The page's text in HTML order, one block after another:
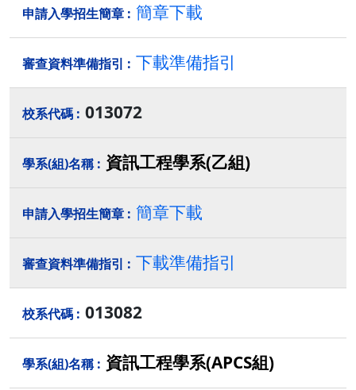
簡章下載
下載準備指引
013072
資訊工程學系(乙組)
簡章下載
下載準備指引
013082
資訊工程學系(APCS組)